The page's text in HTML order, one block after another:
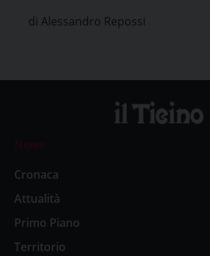
di Alessandro Repossi
News
Cronaca
Attualità
Primo Piano
Territorio